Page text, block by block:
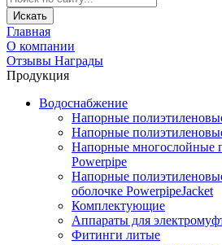
Главная
О компании
Отзывы Награды
Продукция
Водоснабжение
Напорные
Напорные
Напорные многослойные
Powerpipe
Напорные
оболочке PowerpipeJacket
Комплектующие
Аппараты для
Фитинги литые